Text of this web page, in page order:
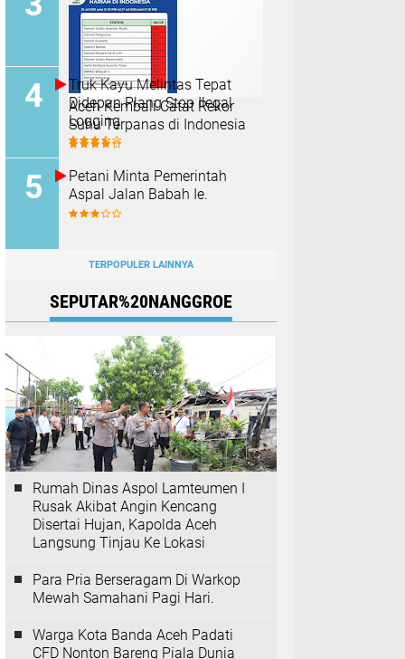
Aceh Kembali Catat Rekor
Suhu Terpanas di Indonesia
Truk Kayu Melintas Tepat
Didepan Plang Stop Ilegal
Logging
Petani Minta Pemerintah
Aspal Jalan Babah Ie.
TERPOPULER LAINNYA
SEPUTAR%20NANGGROE
Rumah Dinas Aspol Lamteumen I
Rusak Akibat Angin Kencang
Disertai Hujan, Kapolda Aceh
Langsung Tinjau Ke Lokasi
Para Pria Berseragam Di Warkop
Mewah Samahani Pagi Hari.
Warga Kota Banda Aceh Padati
CFD Nonton Bareng Piala Dunia